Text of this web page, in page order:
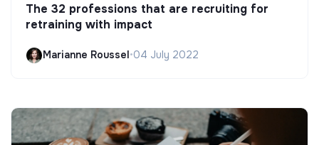
The 32 professions that are recruiting for
retraining with impact
Marianne Roussel•04 July 2022